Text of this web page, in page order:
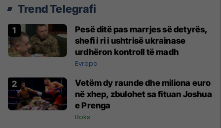
Trend Telegrafi
Pesë ditë pas marrjes së detyrës,
shefi i ri i ushtrisë ukrainase
urdhëron kontroll të madh
Evropa
Vetëm dy raunde dhe miliona euro
në xhep, zbulohet sa fituan Joshua
e Prenga
Boks